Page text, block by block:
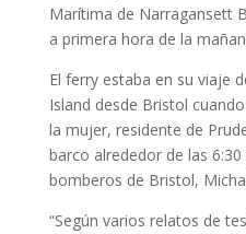
Marítima de Narragansett
a primera hora de la
El ferry estaba en su viaje
Island desde Bristol
la mujer, residente de
barco alrededor de las
bomberos de Bristol,
“Según varios relatos de